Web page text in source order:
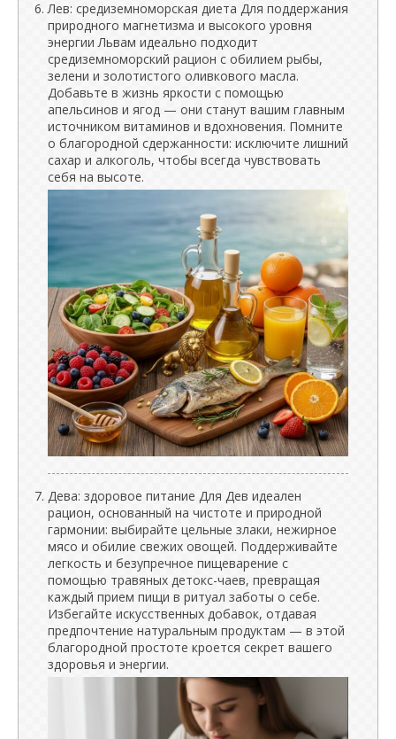
Лев: средиземноморская диета Для поддержания
природного магнетизма и высокого уровня
энергии Львам идеально подходит
средиземноморский рацион с обилием рыбы,
зелени и золотистого оливкового масла.
Добавьте в жизнь яркости с помощью
апельсинов и ягод — они станут вашим главным
источником витаминов и вдохновения. Помните
о благородной сдержанности: исключите лишний
сахар и алкоголь, чтобы всегда чувствовать
себя на высоте.
Дева: здоровое питание Для Дев идеален
рацион, основанный на чистоте и природной
гармонии: выбирайте цельные злаки, нежирное
мясо и обилие свежих овощей. Поддерживайте
легкость и безупречное пищеварение с
помощью травяных детокс-чаев, превращая
каждый прием пищи в ритуал заботы о себе.
Избегайте искусственных добавок, отдавая
предпочтение натуральным продуктам — в этой
благородной простоте кроется секрет вашего
здоровья и энергии.